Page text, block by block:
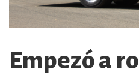
Empezó a